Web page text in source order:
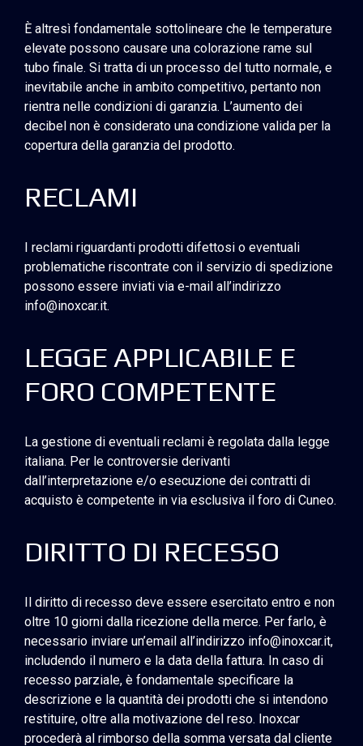
È altresì fondamentale sottolineare che le temperature
elevate possono causare una colorazione rame sul
tubo finale. Si tratta di un processo del tutto normale, e
inevitabile anche in ambito competitivo, pertanto non
rientra nelle condizioni di garanzia. L’aumento dei
decibel non è considerato una condizione valida per la
copertura della garanzia del prodotto.
RECLAMI
I reclami riguardanti prodotti difettosi o eventuali
problematiche riscontrate con il servizio di spedizione
possono essere inviati via e-mail all’indirizzo
info@inoxcar.it.
LEGGE APPLICABILE E
FORO COMPETENTE
La gestione di eventuali reclami è regolata dalla legge
italiana. Per le controversie derivanti
dall’interpretazione e/o esecuzione dei contratti di
acquisto è competente in via esclusiva il foro di Cuneo.
DIRITTO DI RECESSO
Il diritto di recesso deve essere esercitato entro e non
oltre 10 giorni dalla ricezione della merce. Per farlo, è
necessario inviare un’email all’indirizzo info@inoxcar.it,
includendo il numero e la data della fattura. In caso di
recesso parziale, è fondamentale specificare la
descrizione e la quantità dei prodotti che si intendono
restituire, oltre alla motivazione del reso. Inoxcar
procederà al rimborso della somma versata dal cliente